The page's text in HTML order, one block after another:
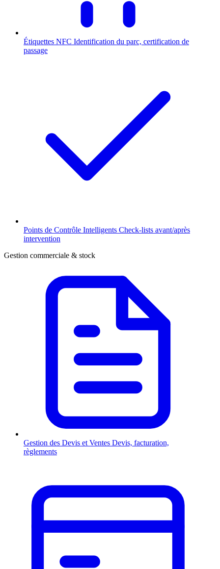
Étiquettes NFC Identification du parc, certification de
passage
Points de Contrôle Intelligents Check-lists avant/après
intervention
Gestion commerciale & stock
Gestion des Devis et Ventes Devis, facturation,
règlements